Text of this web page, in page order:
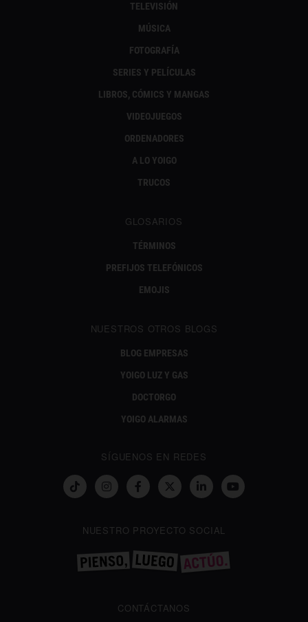
TELEVISIÓN
MÚSICA
FOTOGRAFÍA
SERIES Y PELÍCULAS
LIBROS, CÓMICS Y MANGAS
VIDEOJUEGOS
ORDENADORES
A LO YOIGO
TRUCOS
GLOSARIOS
TÉRMINOS
PREFIJOS TELEFÓNICOS
EMOJIS
NUESTROS OTROS BLOGS
BLOG EMPRESAS
YOIGO LUZ Y GAS
DOCTORGO
YOIGO ALARMAS
SÍGUENOS EN REDES
NUESTRO PROYECTO SOCIAL
CONTÁCTANOS